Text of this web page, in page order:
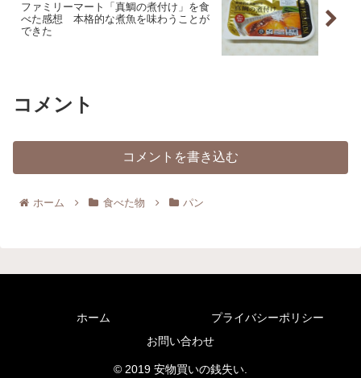
ファミリーマート「真鯛の煮付け」を食
べた感想 本格的な煮魚を味わうことが
できた
コメント
コメントを書き込む
ホーム 食べた物 パン
ホーム
プライバシーポリシー
お問い合わせ
© 2019 安物買いの銭失い.